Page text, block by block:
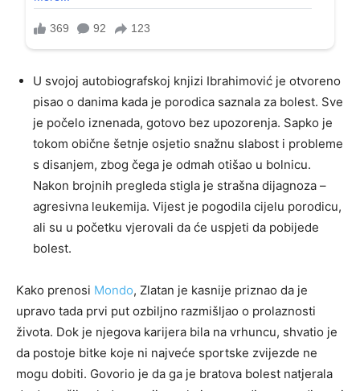
U svojoj autobiografskoj knjizi Ibrahimović je otvoreno
pisao o danima kada je porodica saznala za bolest. Sve
je počelo iznenada, gotovo bez upozorenja. Sapko je
tokom obične šetnje osjetio snažnu slabost i probleme
s disanjem, zbog čega je odmah otišao u bolnicu.
Nakon brojnih pregleda stigla je strašna dijagnoza –
agresivna leukemija. Vijest je pogodila cijelu porodicu,
ali su u početku vjerovali da će uspjeti da pobijede
bolest.
Kako prenosi Mondo, Zlatan je kasnije priznao da je
upravo tada prvi put ozbiljno razmišljao o prolaznosti
života. Dok je njegova karijera bila na vrhuncu, shvatio je
da postoje bitke koje ni najveće sportske zvijezde ne
mogu dobiti. Govorio je da ga je bratova bolest natjerala